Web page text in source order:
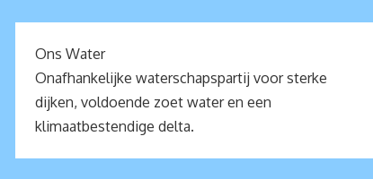
Ons Water
Onafhankelijke waterschapspartij voor sterke
dijken, voldoende zoet water en een
klimaatbestendige delta.